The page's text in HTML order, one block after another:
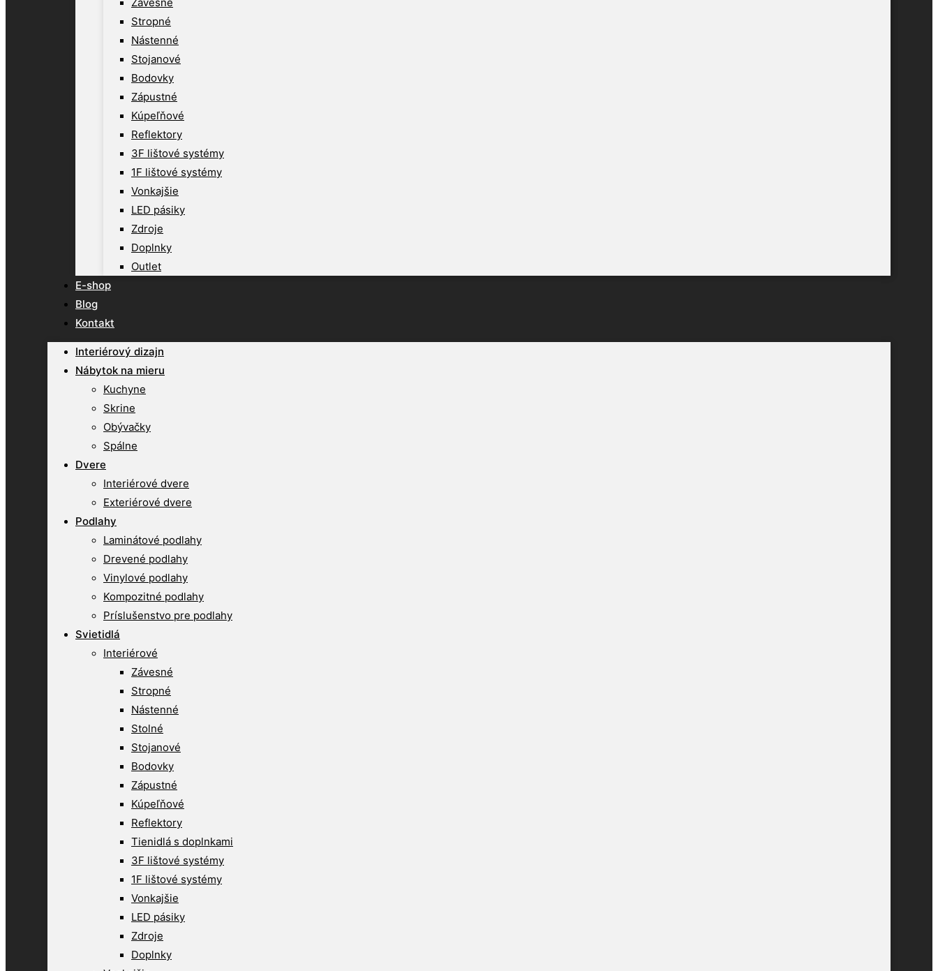
Stropné
Nástenné
Stojanové
Bodovky
Zápustné
Kúpeľňové
Reflektory
3F lištové systémy
1F lištové systémy
Vonkajšie
LED pásiky
Zdroje
Doplnky
Outlet
E-shop
Blog
Kontakt
Interiérový dizajn
Nábytok na mieru
Kuchyne
Skrine
Obývačky
Spálne
Dvere
Interiérové dvere
Exteriérové dvere
Podlahy
Laminátové podlahy
Drevené podlahy
Vinylové podlahy
Kompozitné podlahy
Príslušenstvo pre podlahy
Svietidlá
Interiérové
Závesné
Stropné
Nástenné
Stolné
Stojanové
Bodovky
Zápustné
Kúpeľňové
Reflektory
Tienidlá s doplnkami
3F lištové systémy
1F lištové systémy
Vonkajšie
LED pásiky
Zdroje
Doplnky